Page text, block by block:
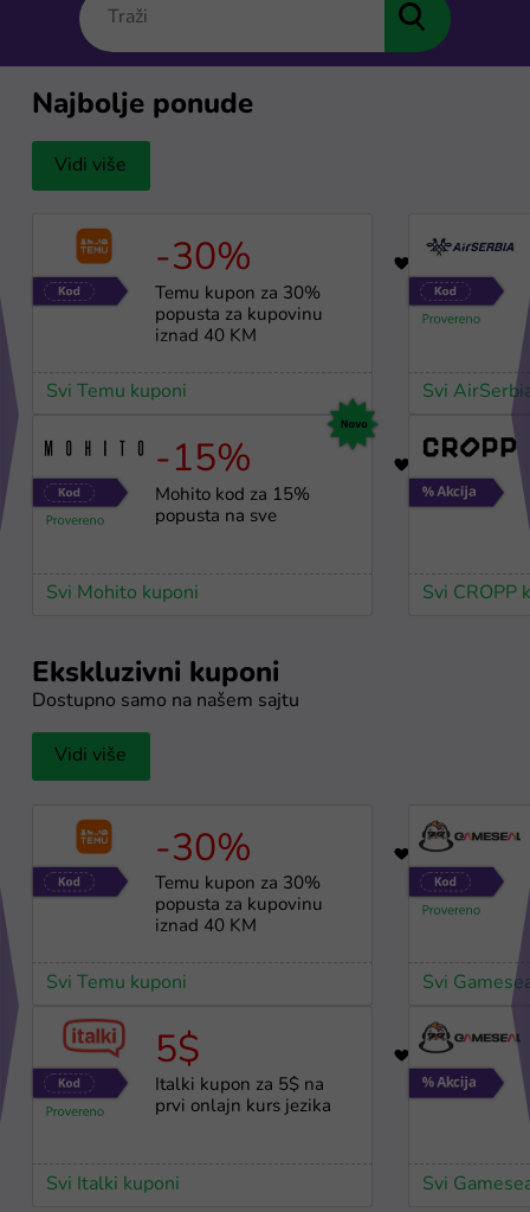
Najbolje ponude
Vidi više
-30%
Temu kupon za 30%
popusta za kupovinu
iznad 40 KM
Svi Temu kuponi
-15%
Mohito kod za 15%
popusta na sve
Svi Mohito kuponi
Svi
Svi CROPP
Ekskluzivni kuponi
Dostupno samo na našem sajtu
Vidi više
-30%
Temu kupon za 30%
popusta za kupovinu
iznad 40 KM
Svi Temu kuponi
5$
Italki kupon za 5$ na
prvi onlajn kurs jezika
Svi Italki kuponi
Svi
Svi